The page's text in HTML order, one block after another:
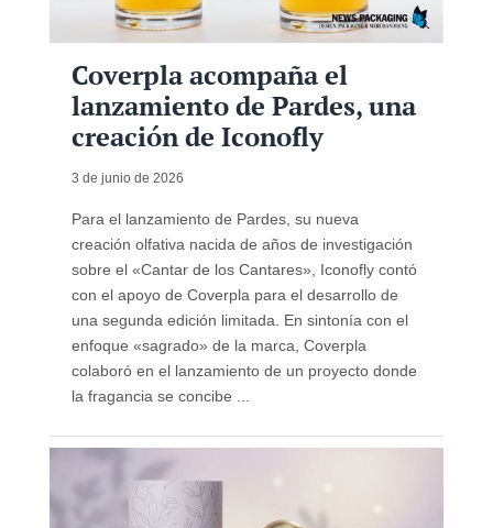
Coverpla acompaña el
lanzamiento de Pardes, una
creación de Iconofly
3 de junio de 2026
Para el lanzamiento de Pardes, su nueva
creación olfativa nacida de años de investigación
sobre el «Cantar de los Cantares», Iconofly contó
con el apoyo de Coverpla para el desarrollo de
una segunda edición limitada. En sintonía con el
enfoque «sagrado» de la marca, Coverpla
colaboró ​​en el lanzamiento de un proyecto donde
la fragancia se concibe ...